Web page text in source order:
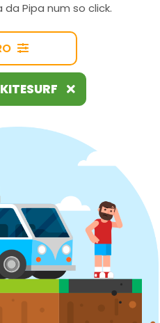
Pipa num so click.
KITESURF